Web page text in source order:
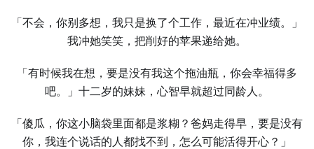
「不会，你别多想，我只是换了个工作，最近在冲业绩。」
我冲她笑笑，把削好的苹果递给她。
「有时候我在想，要是没有我这个拖油瓶，你会幸福得多
吧。」十二岁的妹妹，心智早就超过同龄人。
「傻瓜，你这小脑袋里面都是浆糊？爸妈走得早，要是没有
你，我连个说话的人都找不到，怎么可能活得开心？」